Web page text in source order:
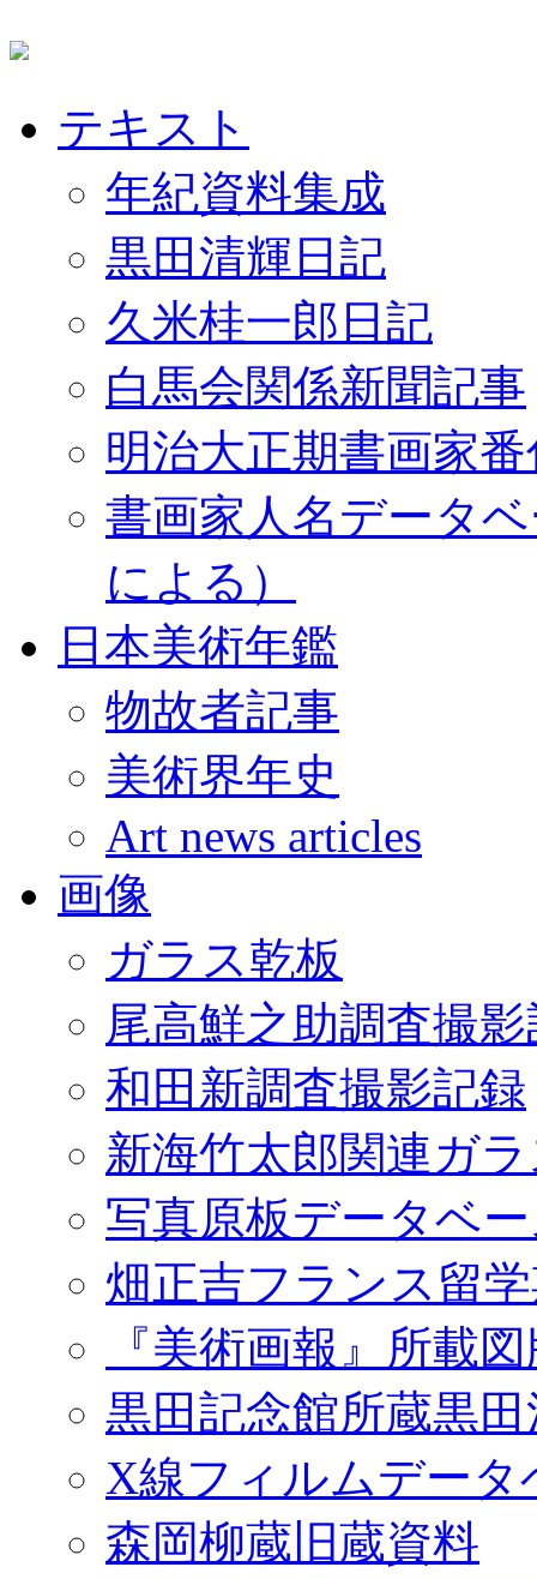
テキスト
年紀資料集成
黒田清輝日記
久米桂一郎日記
白馬会関係新聞記事
明治大正期書画家
書画家人名データ
による）
日本美術年鑑
物故者記事
美術界年史
Art news articles
画像
ガラス乾板
尾高鮮之助調査撮
和田新調査撮影記録
新海竹太郎関連ガ
写真原板データベ
畑正吉フランス留
『美術画報』所載
黒田記念館所蔵黒
X線フィルムデータ
森岡柳蔵旧蔵資料